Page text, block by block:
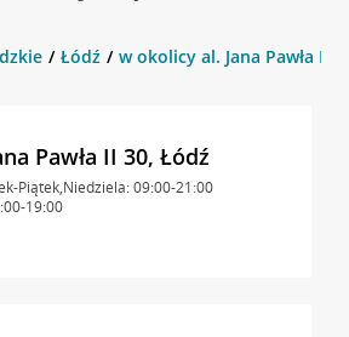
Łódź w okolicy al. Jana Pawła II
Pawła II 30, Łódź
Piątek,Niedziela: 09:00-21:00
19:00